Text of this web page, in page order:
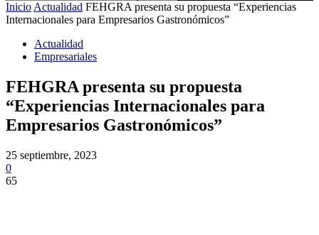
Inicio Actualidad FEHGRA presenta su propuesta “Experiencias
Internacionales para Empresarios Gastronómicos”
Actualidad
Empresariales
FEHGRA presenta su propuesta
“Experiencias Internacionales para
Empresarios Gastronómicos”
25 septiembre, 2023
0
65